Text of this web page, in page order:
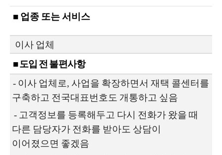
■ 업종 또는 서비스
이사 업체
■ 도입 전 불편사항
- 이사 업체로, 사업을 확장하면서 재택 콜센터를
구축하고 전국대표번호도 개통하고 싶음
- 고객정보를 등록해두고 다시 전화가 왔을 때
다른 담당자가 전화를 받아도 상담이
이어졌으면 좋겠음